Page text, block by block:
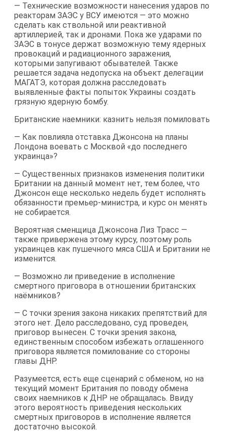
— Технические возможности нанесения ударов по
реакторам ЗАЭС у ВСУ имеются — это можно
сделать как ствольной или реактивной
артиллерией, так и дронами. Пока же ударами по
ЗАЭС в тонусе держат возможную тему ядерных
провокаций и радиационного заражения,
которыми запугивают обывателей. Также
решается задача недопуска на объект делегации
МАГАТЭ, которая должна расследовать
выявленные факты попыток Украины создать
грязную ядерную бомбу.
Британские наемники: казнить нельзя помиловать
— Как повлияла отставка Джонсона на планы
Лондона воевать с Москвой «до последнего
украинца»?
— Существенных признаков изменения политики
Британии на данный момент нет, тем более, что
Джонсон еще несколько недель будет исполнять
обязанности премьер-министра, и курс он менять
не собирается.
Вероятная сменщица Джонсона Лиз Трасс —
также привержена этому курсу, поэтому роль
украинцев как пушечного мяса США и Британии не
изменится.
— Возможно ли приведение в исполнение
смертного приговора в отношении британских
наёмников?
— С точки зрения закона никаких препятствий для
этого нет. Дело расследовано, суд проведен,
приговор вынесен. С точки зрения закона,
единственным способом избежать оглашенного
приговора является помилование со стороны
главы ДНР.
Разумеется, есть еще сценарий с обменом, но на
текущий момент Британия по поводу обмена
своих наемников к ДНР не обращалась. Ввиду
этого вероятность приведения нескольких
смертных приговоров в исполнение является
достаточно высокой.